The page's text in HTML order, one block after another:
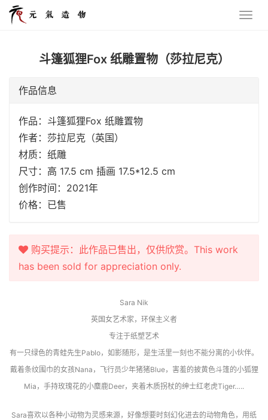
斗篷狐狸Fox 纸雕置物（莎拉尼克）
作品信息
作品：斗篷狐狸Fox 纸雕置物
作者：莎拉尼克（英国）
材质：纸雕
尺寸：高 17.5 cm 插画 17.5*12.5 cm
创作时间：2021年
价格：已售
购买提示：此作品已售出，仅供欣赏。This work
has been sold for appreciation only.
Sara Nik
英国女艺术家，环保主义者
专注于纸塑艺术
有一只绿色的青蛙先生Pablo，如影随形，是生活里一刻也不能分离的小伙伴。
戴着条纹围巾的女孩Nana，飞行员少年猪猪Blue，害羞的披黄色斗篷的小狐狸
Mia，手持玫瑰花的小麋鹿Deer，夹着木质拐杖的绅士红老虎Tiger…..
Sara喜欢以各种小动物为灵感来源，好像想要时刻幻化进去的动物角色，用纸